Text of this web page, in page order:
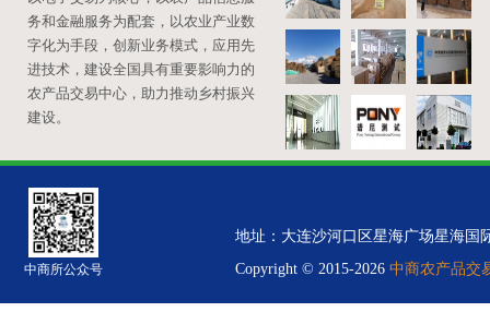
务和金融服务为配套，以农业产业数
字化为手段，创新业务模式，应用先
进技术，建设全国具有重要影响力的
农产品交易中心，助力推动乡村振兴
建设。
中商所公众号
地址：大连沙河口区星海广场星海国
Copyright © 2015-2026 中商农产品交